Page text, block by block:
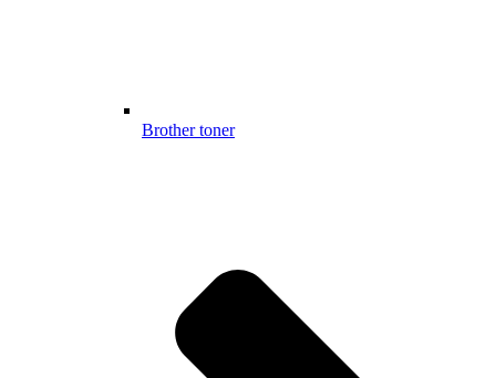
Brother toner